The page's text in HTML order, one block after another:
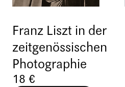
Franz Liszt in der
zeitgenössischen
Photographie
18 €